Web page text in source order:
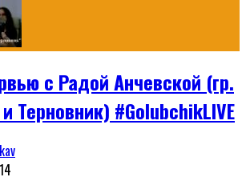
с Радой Анчевской (гр.
Терновник) #GolubchikLIVE